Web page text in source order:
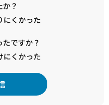
？
にくかった
ですか？
にくかった